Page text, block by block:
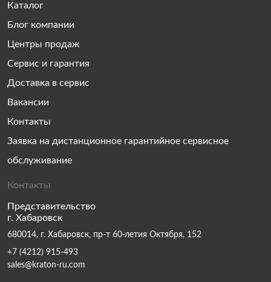
Каталог
Блог компании
Центры продаж
Сервис и гарантия
Доставка в сервис
Вакансии
Контакты
Заявка на дистанционное гарантийное сервисное
обслуживание
Контакты
Представительство
г. Хабаровск
680014, г. Хабаровск, пр-т 60-летия Октября, 152
+7 (4212) 915-493
sales@kraton-ru.com